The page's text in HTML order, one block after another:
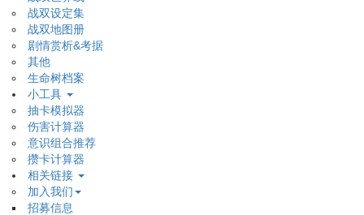
战双设定集
战双地图册
剧情赏析&考据
其他
生命树档案
小工具
抽卡模拟器
伤害计算器
意识组合推荐
攒卡计算器
相关链接
加入我们
招募信息